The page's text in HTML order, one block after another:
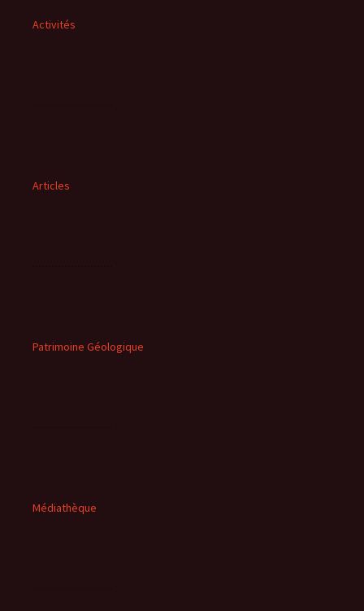
Activités
Articles
Patrimoine Géologique
Médiathèque